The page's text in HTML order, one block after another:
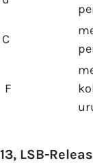
C
F
13, LSB-